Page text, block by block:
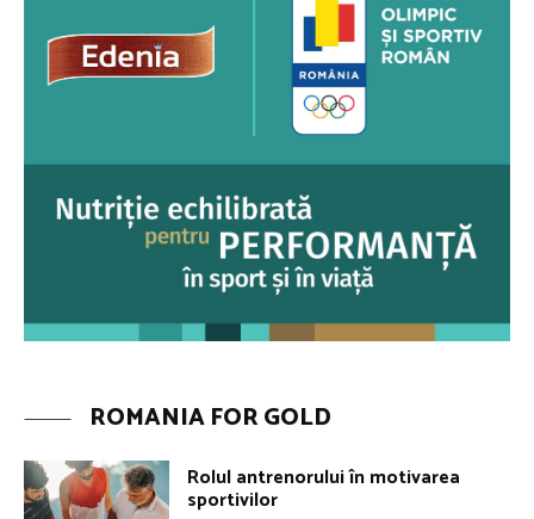
ROMANIA FOR GOLD
Rolul antrenorului în motivarea
sportivilor